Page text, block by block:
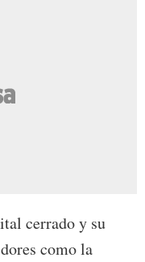
cerrado y su
como la